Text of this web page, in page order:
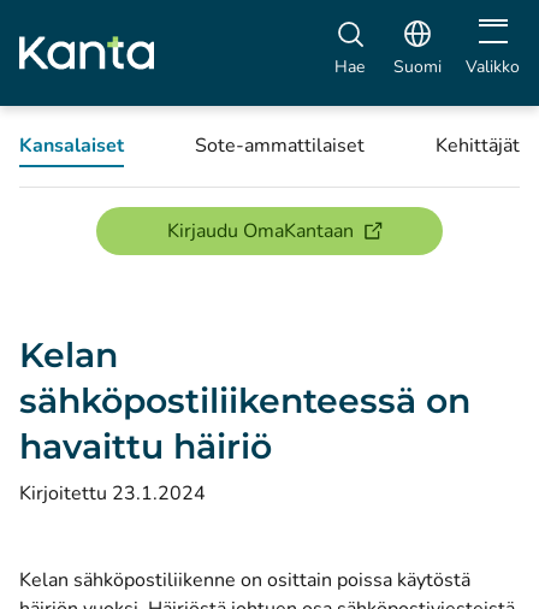
Hae Suomi Avaa
Valikko
Kansalaiset Sote-ammattilaiset Kehittäjät
Kirjaudu OmaKantaan(avautuu uuteen
Kelan
sähköpostiliikenteessä on
havaittu häiriö
Kirjoitettu 23.1.2024
Kelan sähköpostiliikenne on osittain poissa käytöstä